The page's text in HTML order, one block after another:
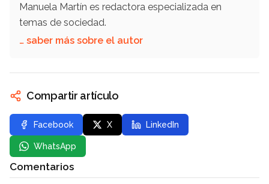
Manuela Martín es redactora especializada en
temas de sociedad.
… saber más sobre el autor
Compartir artículo
Facebook X LinkedIn
WhatsApp
Comentarios